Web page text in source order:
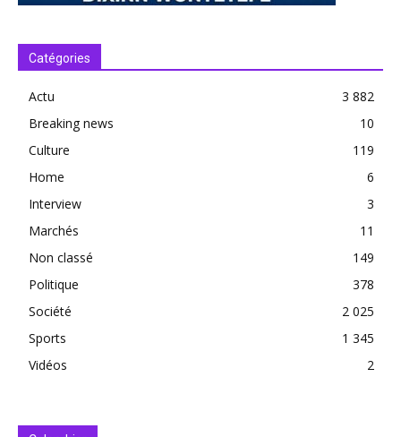
Catégories
Actu
3 882
Breaking news
10
Culture
119
Home
6
Interview
3
Marchés
11
Non classé
149
Politique
378
Société
2 025
Sports
1 345
Vidéos
2